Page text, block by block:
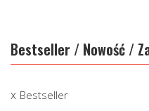
Bestseller / Nowość /
Bestseller